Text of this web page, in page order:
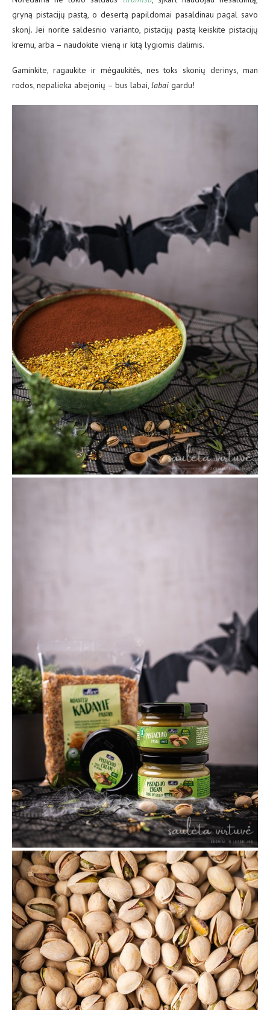
gryną pistacijų pastą, o desertą papildomai pasaldinau pagal savo
skonį. Jei norite saldesnio varianto, pistacijų pastą keiskite pistacijų
kremu, arba – naudokite vieną ir kitą lygiomis dalimis.
Gaminkite, ragaukite ir mėgaukitės, nes toks skonių derinys, man
rodos, nepalieka abejonių – bus labai, labai gardu!